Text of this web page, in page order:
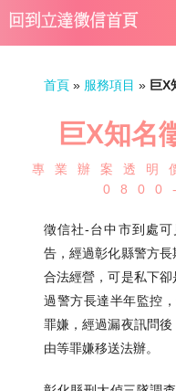
首頁 » 服務項目 » 巨X
巨X知名
專業辦案透
徵信社-台中市到處
告，經過彰化縣警方
合法經營，可是私下
過警方長達半年監控
罪嫌，經過漏夜訊問
由等罪嫌移送法辦。